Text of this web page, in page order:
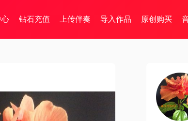
心 钻石充值 上传伴奏 导入作品 原创购买